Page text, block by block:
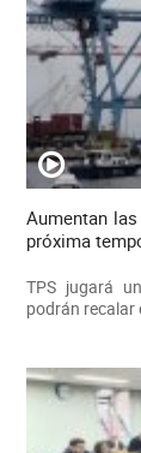
Aumentan
próxima
TPS jugará
podrán recalar